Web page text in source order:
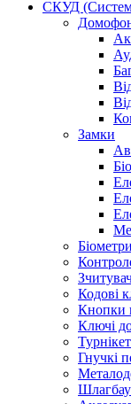
СКУД
Замки
Кодові
Кнопки
Ключі
Гнучкі